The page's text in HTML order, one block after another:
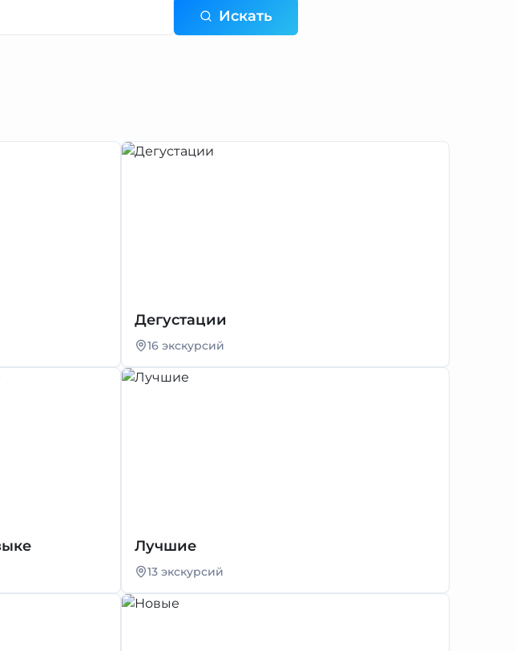
Искать
Дегустации
16 экскурсий
Лучшие
13 экскурсий